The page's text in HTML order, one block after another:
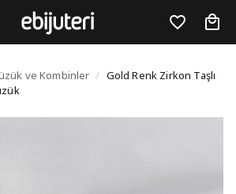
Zirkon
ve Kombinler / Gold Renk Zirkon Taşlı